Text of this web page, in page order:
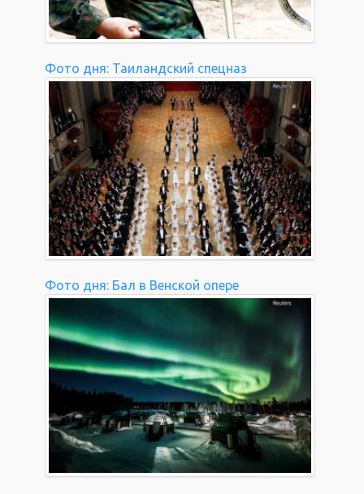
Фото дня: Таиландский спецназ
Фото дня: Бал в Венской опере